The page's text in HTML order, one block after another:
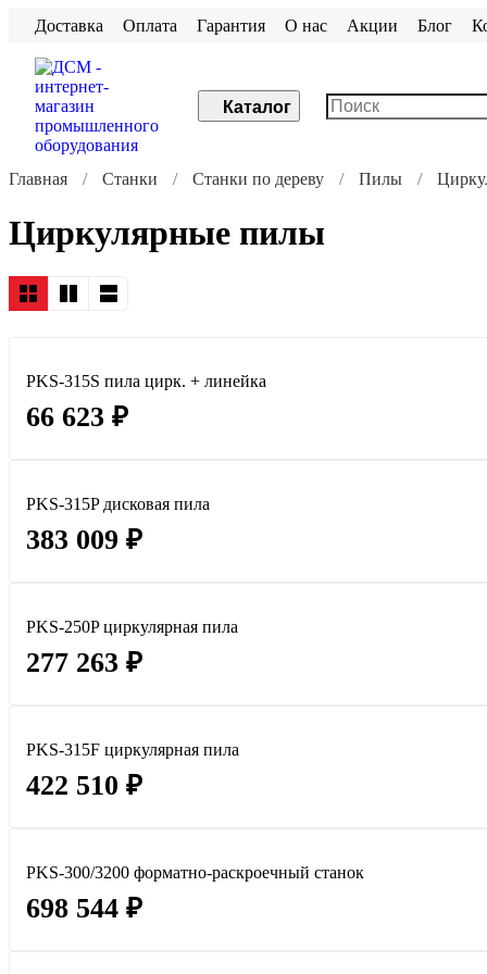
Доставка Оплата Гарантия О нас Акции Блог
Каталог
Главная Станки Станки по дереву Пилы
Циркулярные пилы
PKS-315S пила цирк. + линейка
66 623 ₽
PKS-315P дисковая пила
383 009 ₽
PKS-250P циркулярная пила
277 263 ₽
PKS-315F циркулярная пила
422 510 ₽
PKS-300/3200 форматно-раскроечный станок
698 544 ₽